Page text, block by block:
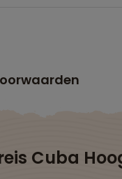
Cuba